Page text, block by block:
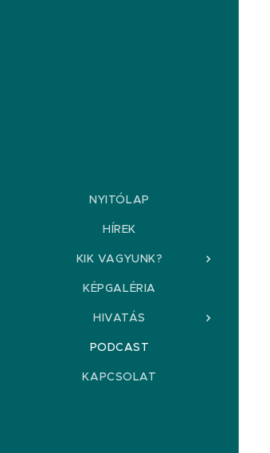
NYITÓLAP
HÍREK
KIK VAGYUNK?
KÉPGALÉRIA
HIVATÁS
PODCAST
KAPCSOLAT